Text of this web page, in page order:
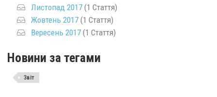
Листопад 2017 (1 Стаття)
Жовтень 2017 (1 Стаття)
Вересень 2017 (1 Стаття)
Новини за тегами
Звіт